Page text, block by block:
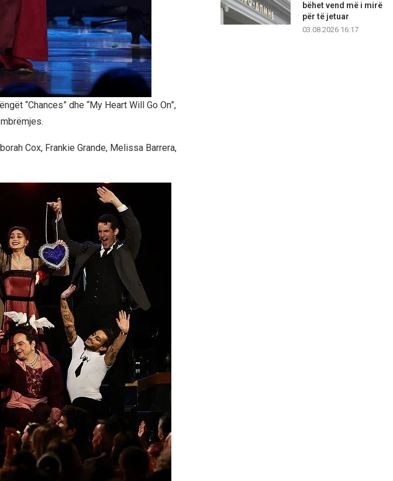
“Chances” dhe “My Heart Will Go On”,
Cox, Frankie Grande, Melissa Barrera,
bëhet vend më i mirë
për të jetuar
03.08.2026 16:17